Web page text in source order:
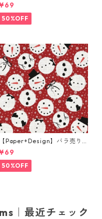
キン In Love ピンク
¥69
50%OFF
【Paper+Design】バラ売り2
枚 ランチサイズ ペーパーナプ
キン Jolly snowman レッド
¥69
50%OFF
｜最近チェック